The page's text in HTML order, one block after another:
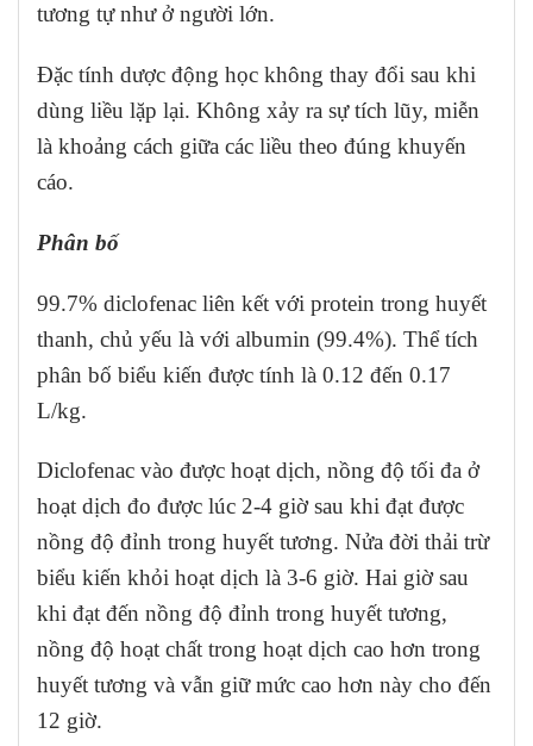
tương tự như ở người lớn.
Đặc tính dược động học không thay đổi sau khi
dùng liều lặp lại. Không xảy ra sự tích lũy, miễn
là khoảng cách giữa các liều theo đúng khuyến
cáo.
Phân bố
99.7% diclofenac liên kết với protein trong huyết
thanh, chủ yếu là với albumin (99.4%). Thể tích
phân bố biểu kiến được tính là 0.12 đến 0.17
L/kg.
Diclofenac vào được hoạt dịch, nồng độ tối đa ở
hoạt dịch đo được lúc 2-4 giờ sau khi đạt được
nồng độ đỉnh trong huyết tương. Nửa đời thải trừ
biểu kiến khỏi hoạt dịch là 3-6 giờ. Hai giờ sau
khi đạt đến nồng độ đỉnh trong huyết tương,
nồng độ hoạt chất trong hoạt dịch cao hơn trong
huyết tương và vẫn giữ mức cao hơn này cho đến
12 giờ.